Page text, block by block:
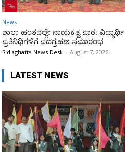
News
ಶಾಲಾ ಹಂತದಲ್ಲೇ ನಾಯಕತ್ವ ಪಾಠ: ವಿದ್ಯಾರ್ಥಿ
ಪ್ರತಿನಿಧಿಗಳಿಗೆ ಪದಗ್ರಹಣ ಸಮಾರಂಭ
Sidlaghatta News Desk - August 7, 2026
LATEST NEWS